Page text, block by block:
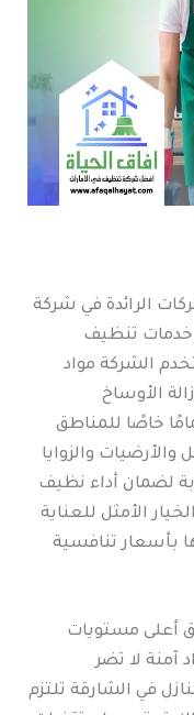
الرائدة في شركة
خدمات تنظيف
الشركة مواد
الأوساخ
خاصًا للمناطق
والزوايا
لضمان أداء نظيف
الأمثل للعناية
بأسعار تنافسية
أعلى مستويات
آمنة لا تضر
في الشارقة تلتزم